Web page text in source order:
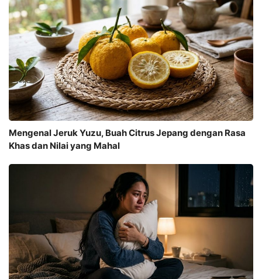
Mengenal Jeruk Yuzu, Buah Citrus Jepang dengan Rasa
Khas dan Nilai yang Mahal